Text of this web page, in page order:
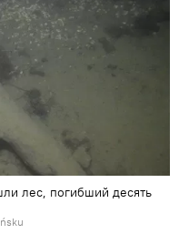
лес, погибший десять